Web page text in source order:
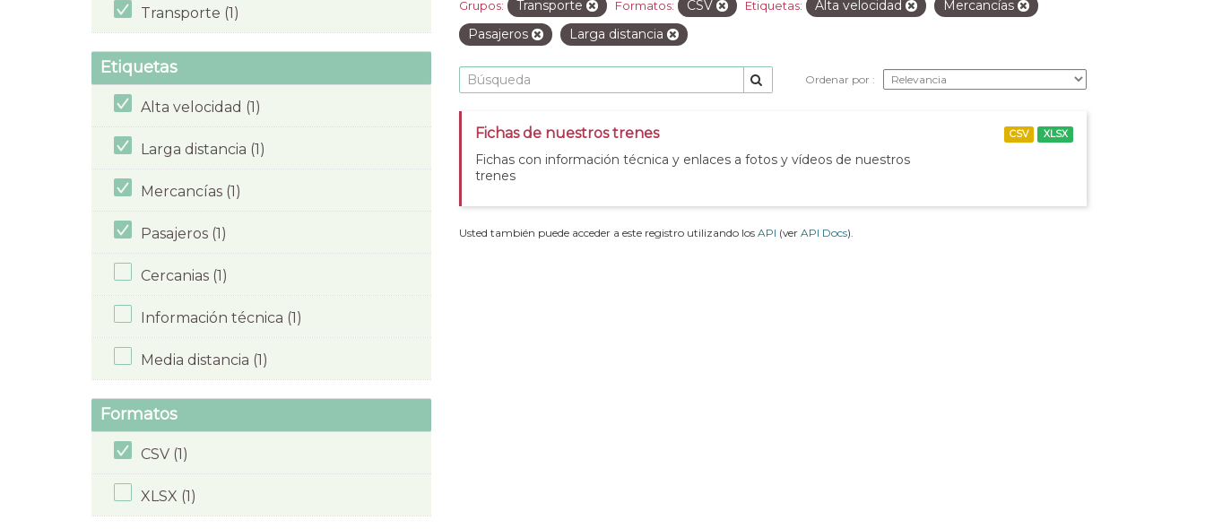
Transporte (1)
Etiquetas
Alta velocidad (1)
Larga distancia (1)
Mercancías (1)
Pasajeros (1)
Cercanias (1)
Información técnica (1)
Media distancia (1)
Formatos
CSV (1)
XLSX (1)
Grupos: Transporte Formatos: CSV Etiquetas: Alta velocidad
Mercancías
Pasajeros
Larga distancia
Ordenar por
Fichas de nuestros trenes
Fichas con información técnica y enlaces a fotos y vídeos de nuestros
trenes
CSV XLSX
Usted también puede acceder a este registro utilizando los API (ver API Docs).